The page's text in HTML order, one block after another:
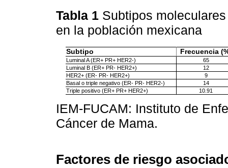
Tabla 1 Subtipos
en la población mexicana
Subtipo Frecuencia
Luminal A (ER+ PR+ HER2-)
65
Luminal B (ER+ PR- HER2+)
12
HER2+ (ER- PR- HER2+)
9
Basal o triple negativo (ER- PR- HER2-)
14
Triple positivo (ER+ PR+ HER2+)
10.91
IEM-FUCAM: Instituto de
Cáncer de Mama.
Factores de riesgo